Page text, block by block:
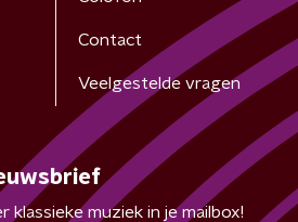
Contact
Veelgestelde vragen
klassieke muziek in je mailbox!